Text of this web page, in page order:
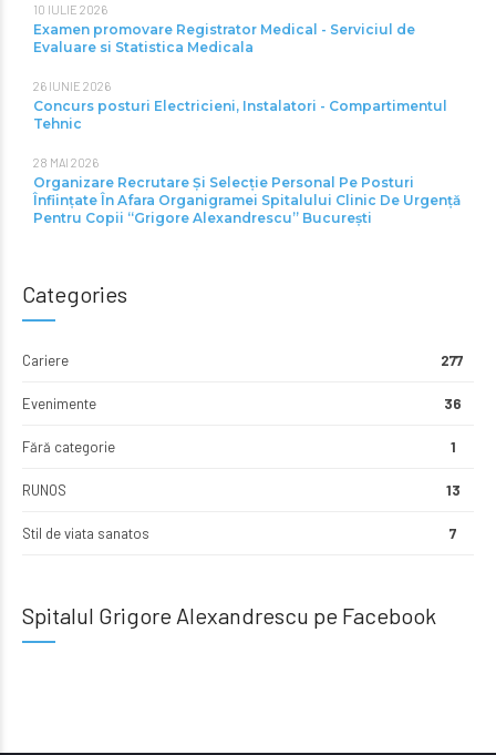
10 IULIE 2026
Examen promovare Registrator Medical - Serviciul de
Evaluare si Statistica Medicala
26 IUNIE 2026
Concurs posturi Electricieni, Instalatori - Compartimentul
Tehnic
28 MAI 2026
Organizare Recrutare Și Selecție Personal Pe Posturi
Înființate În Afara Organigramei Spitalului Clinic De Urgență
Pentru Copii “Grigore Alexandrescu” Bucureşti
Categories
Cariere 277
Evenimente 36
Fără categorie 1
RUNOS 13
Stil de viata sanatos 7
Spitalul Grigore Alexandrescu pe Facebook